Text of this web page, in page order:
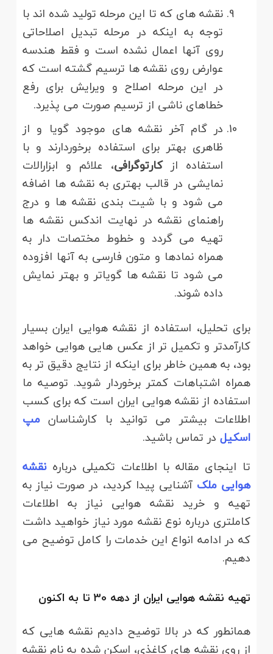
نقشه های که تا این مرحله تولید شده اند با
توجه به اینکه در مرحله تبدیل اصلاحاتی
روی آنها اعمال نشده است و فقط هندسه
عوارض روی نقشه ها ترسیم گشته است که
در این مرحله اصلاح و ویرایش برای رفع
خطاهای ناشی از ترسیم صورت می پذیرد.
در گام آخر نقشه های موجود گویا و از
ظاهری بهتر برای استفاده برخوردارند و با
استفاده ازکارتوگرافی، علائم و ابزارالات
نمایشی در قالب بهتری به نقشه ها اضافه
می شود و با شیت بندی نقشه ها و درج
راهنمای نقشه در نهایت اندکس نقشه ها
تهیه می گردد و خطوط مختصات دار به
همراه نمادها و متون فارسی به آنها افزوده
می شود تا نقشه ها گویاتر و بهتر نمایش
داده شوند.
برای تحلیل، استفاده از نقشه هوایی ایران بسیار
کارآمدتر و تکمیل تر از عکس هایی هوایی خواهد
بود، به همین خاطر برای اینکه از نتایج دقیق تر به
همراه اشتباهات کمتر برخوردار شوید. توصیه ما
استفاده از نقشه هوایی ایران است که برای کسب
اطلاعات بیشتر می توانید با کارشناسان مپ
اسکیل در تماس باشید.
تا اینجای مقاله با اطلاعات تکمیلی دربارهنقشه
هوایی ملک آشنایی پیدا کردید، در صورت نیاز به
تهیه و خرید نقشه هوایی نیاز به اطلاعات
کاملتری درباره نوع نقشه مورد نیاز خواهید داشت
که در ادامه انواع این خدمات را کامل توضیح می
دهیم.
تهیه نقشه هوایی ایران از دهه 30 تا به اکنون
همانطور که در بالا توضیح دادیم نقشه هایی که
از روی نقشه های کاغذی، اسکن شده به نام نقشه